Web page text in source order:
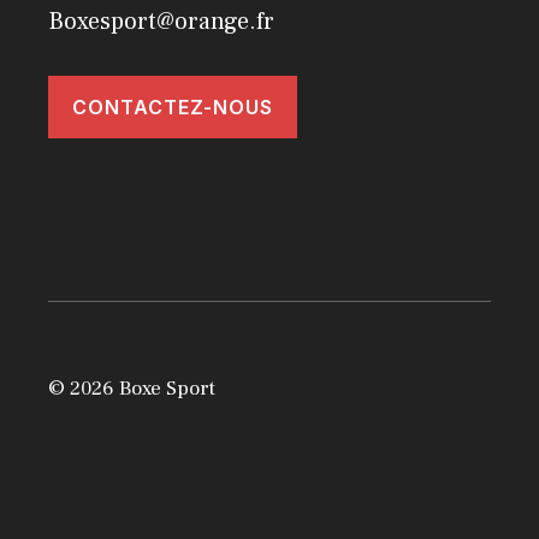
Boxesport@orange.fr
CONTACTEZ-NOUS
© 2026 Boxe Sport